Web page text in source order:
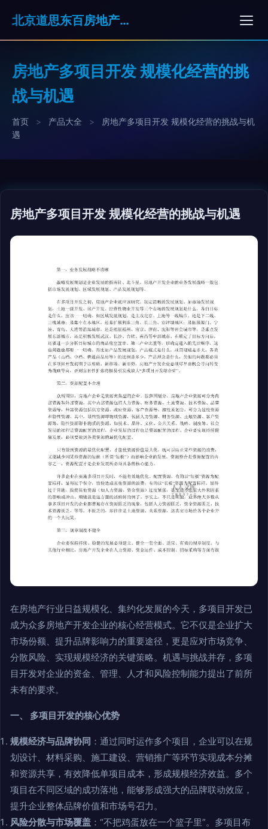
北京道思东百房地产经纪有限公司
房地产多项目开发 规模化经营的挑
战与机遇
首页 > 产品大全 >
房地产多项目开发 规模化经营的挑战与机
遇
房地产多项目开发 规模化经营的挑战与机遇
在房地产行业日益规模化、集约化发展的今天，多项目开发已
成为众多房地产开发企业的核心经营模式。它不仅是企业扩大
市场份额、提升品牌影响力的重要途径，更是应对市场竞争、
分散风险、实现规模经济的关键策略。机遇与挑战并存，多项
目开发对企业的资金、管理、人才和风险控制能力提出了前所
未有的要求。
一、 多项目开发的核心优势
规模经济与品牌协同 ：通过同时运作多个项目，企业可以在规
划设计、材料采购、施工建设、营销推广等环节实现成本分摊
和资源共享，有效降低单项目成本，形成规模经济效益。多个
项目在不同区域的成功落地，能够形成强大的品牌联动效应，
提升企业整体品牌价值和市场号召力。
风险分散与市场覆盖 ：“不把鸡蛋放在一个篮子里”。多项目布